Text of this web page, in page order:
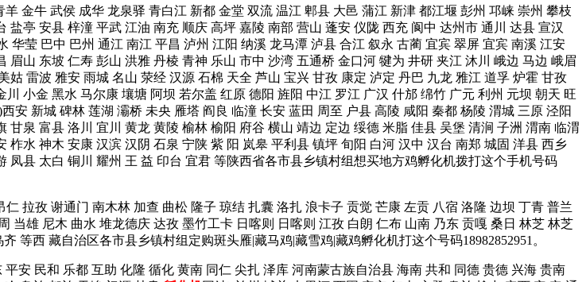
金牛 武侯 成华 龙泉驿 青白江 新都 金堂 双流 温江 郫县 大邑 蒲江 新津 都江堰 彭州 邛崃 崇州 攀枝
亭 安县 梓潼 平武 江油 南充 顺庆 高坪 嘉陵 南部 营山 蓬安 仪陇 西充 阆中 达州市 通川 达县 宣汉
莹 巴中 巴州 通江 南江 平昌 泸州 江阳 纳溪 龙马潭 泸县 合江 叙永 古蔺 宜宾 翠屏 宜宾 南溪 江安
山 东坡 仁寿 彭山 洪雅 丹棱 青神 乐山 市中 沙湾 五通桥 金口河 犍为 井研 夹江 沐川 峨边 马边 峨眉
雷波 雅安 雨城 名山 荥经 汉源 石棉 天全 芦山 宝兴 甘孜 康定 泸定 丹巴 九龙 雅江 道孚 炉霍 甘孜
小金 黑水 马尔康 壤塘 阿坝 若尔盖 红原 德阳 旌阳 中江 罗江 广汉 什邡 绵竹 广元 利州 元坝 朝天 旺
安 新城 碑林 莲湖 灞桥 未央 雁塔 阎良 临潼 长安 蓝田 周至 户县 高陵 咸阳 秦都 杨陵 渭城 三原 泾阳
泉 富县 洛川 宜川 黄龙 黄陵 榆林 榆阳 府谷 横山 靖边 定边 绥德 米脂 佳县 吴堡 清涧 子洲 渭南 临渭
水 神木 安康 汉滨 汉阴 石泉 宁陕 紫 阳 岚皋 平利县 镇坪 旬阳 白河 汉中 汉台 南郑 城固 洋县 西乡
县 太白 铜川 耀州 王 益 印台 宜君 等陕西省各市县乡镇村组想买地方鸡孵化机拨打这个手机号码
拉孜 谢通门 南木林 加查 曲松 隆子 琼结 扎囊 洛扎 浪卡子 贡觉 芒康 左贡 八宿 洛隆 边坝 丁青 普兰
当雄 尼木 曲水 堆龙德庆 达孜 墨竹工卡 日喀则 日喀则 江孜 白朗 仁布 山南 乃东 贡嘎 桑日 林芝 林芝
等西 藏自治区各市县乡镇村组定购斑头雁|藏马鸡|藏雪鸡|藏鸡孵化机打这个号码18982852951。
安 民和 乐都 互助 化隆 循化 黄南 同仁 尖扎 泽库 河南蒙古族自治县 海南 共和 同德 贵德 兴海 贵南